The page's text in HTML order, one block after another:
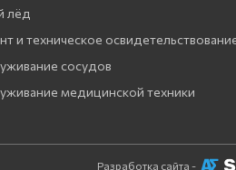
лёд
и техническое
сосудов
медицинской техники
Разработка сайта -